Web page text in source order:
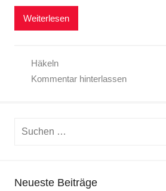
Weiterlesen
Häkeln
Kommentar hinterlassen
Suchen
Neueste Beiträge